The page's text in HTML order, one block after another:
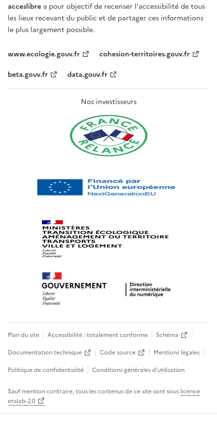
acceslibre a pour objectif de recenser l'accessibilité de tous
les lieux recevant du public et de partager ces informations
le plus largement possible.
www.ecologie.gouv.fr
cohesion-territoires.gouv.fr
beta.gouv.fr
data.gouv.fr
Nos investisseurs
Plan du site Accessibilité : totalement conforme
Schéma
Documentation technique
Code source
Mentions légales
Politique de confidentialité
Conditions générales d’utilisation
Sauf mention contraire, tous les contenus de ce site sont sous licence
etalab-2.0